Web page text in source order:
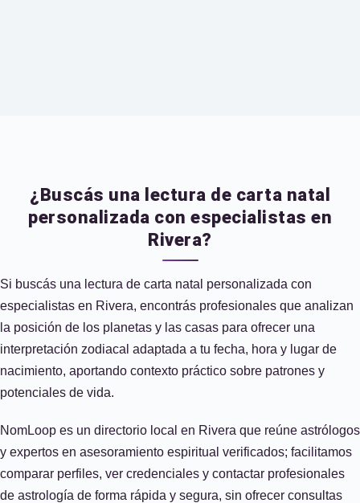
¿Buscás una lectura de carta natal
personalizada con especialistas en
Rivera?
Si buscás una lectura de carta natal personalizada con
especialistas en Rivera, encontrás profesionales que analizan
la posición de los planetas y las casas para ofrecer una
interpretación zodiacal adaptada a tu fecha, hora y lugar de
nacimiento, aportando contexto práctico sobre patrones y
potenciales de vida.
NomLoop es un directorio local en Rivera que reúne astrólogos
y expertos en asesoramiento espiritual verificados; facilitamos
comparar perfiles, ver credenciales y contactar profesionales
de astrología de forma rápida y segura, sin ofrecer consultas